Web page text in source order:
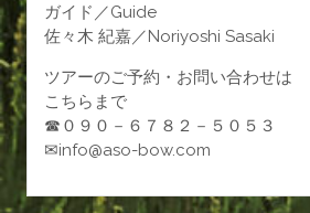
ガイド／Guide
佐々木 紀嘉／Noriyoshi Sasaki
ツアーのご予約・お問い合わせは
こちらまで
☎０９０－６７８２－５０５３
✉info@aso-bow.com